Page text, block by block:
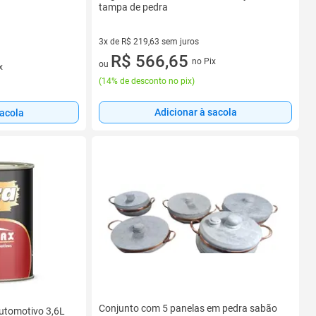
tampa de pedra
3x de R$ 219,63 sem juros
3 vez de R$ 219,63 sem juros
ou R$ 566,65 no Pix
(14% de desconto no pix)
Adicionar à sacola
3,6L Conjunto com 5 panelas em pedra sabão